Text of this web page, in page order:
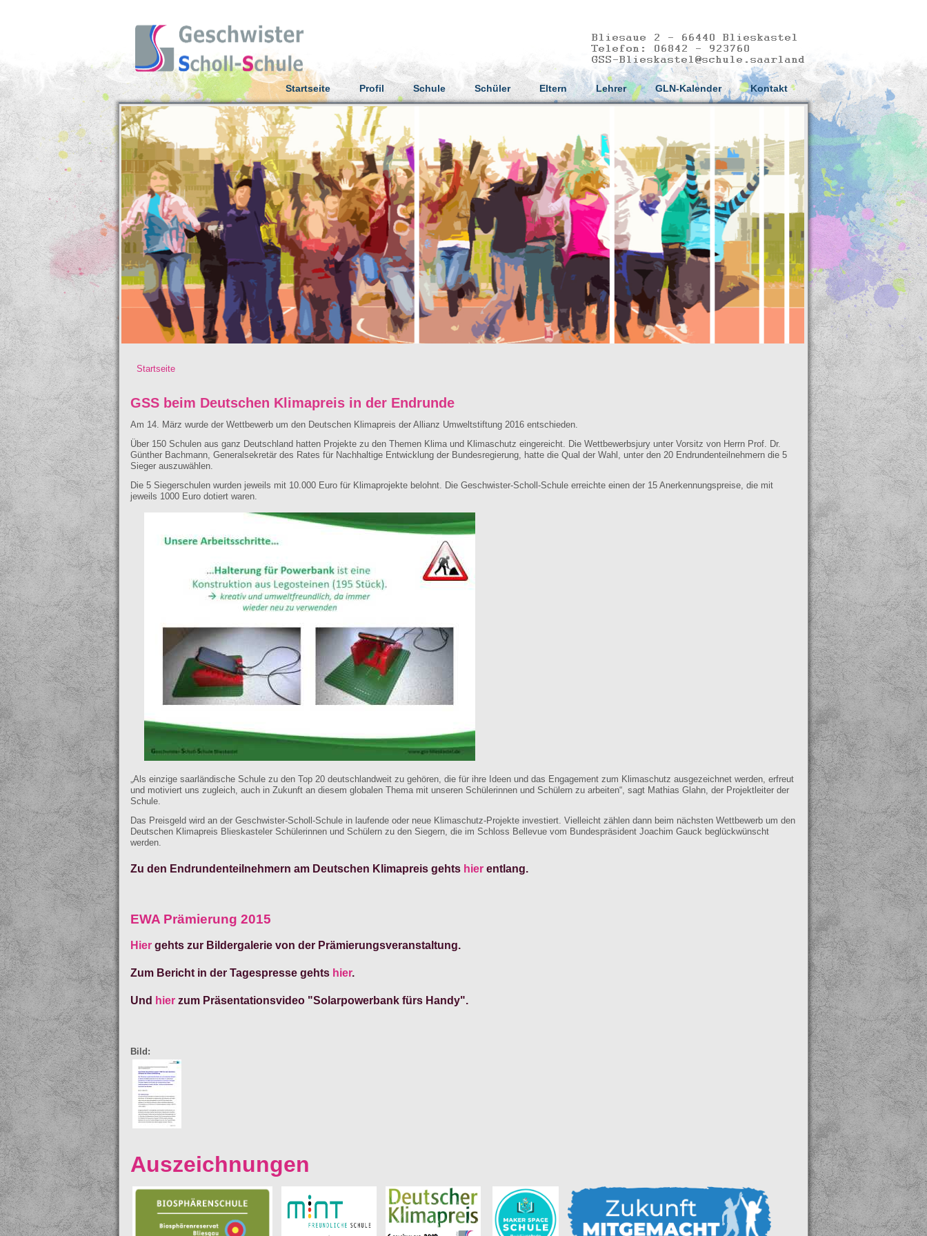
Startseite Profil Schule Schüler Eltern Lehrer GLN-Kalender Kontakt
Startseite
GSS beim Deutschen Klimapreis in der Endrunde
Am 14. März wurde der Wettbewerb um den Deutschen Klimapreis der Allianz Umweltstiftung 2016 entschieden.
Über 150 Schulen aus ganz Deutschland hatten Projekte zu den Themen Klima und Klimaschutz eingereicht. Die Wettbewerbsjury unter Vorsitz von Herrn Prof. Dr.
Günther Bachmann, Generalsekretär des Rates für Nachhaltige Entwicklung der Bundesregierung, hatte die Qual der Wahl, unter den 20 Endrundenteilnehmern die 5
Sieger auszuwählen.
Die 5 Siegerschulen wurden jeweils mit 10.000 Euro für Klimaprojekte belohnt. Die Geschwister-Scholl-Schule erreichte einen der 15 Anerkennungspreise, die mit
jeweils 1000 Euro dotiert waren.
„Als einzige saarländische Schule zu den Top 20 deutschlandweit zu gehören, die für ihre Ideen und das Engagement zum Klimaschutz ausgezeichnet werden, erfreut
und motiviert uns zugleich, auch in Zukunft an diesem globalen Thema mit unseren Schülerinnen und Schülern zu arbeiten“, sagt Mathias Glahn, der Projektleiter der
Schule.
Das Preisgeld wird an der Geschwister-Scholl-Schule in laufende oder neue Klimaschutz-Projekte investiert. Vielleicht zählen dann beim nächsten Wettbewerb um den
Deutschen Klimapreis Blieskasteler Schülerinnen und Schülern zu den Siegern, die im Schloss Bellevue vom Bundespräsident Joachim Gauck beglückwünscht
werden.
Zu den Endrundenteilnehmern am Deutschen Klimapreis gehts hier entlang.
EWA Prämierung 2015
Hier gehts zur Bildergalerie von der Prämierungsveranstaltung.
Zum Bericht in der Tagespresse gehts hier.
Und hier zum Präsentationsvideo "Solarpowerbank fürs Handy".
Bild:
Auszeichnungen